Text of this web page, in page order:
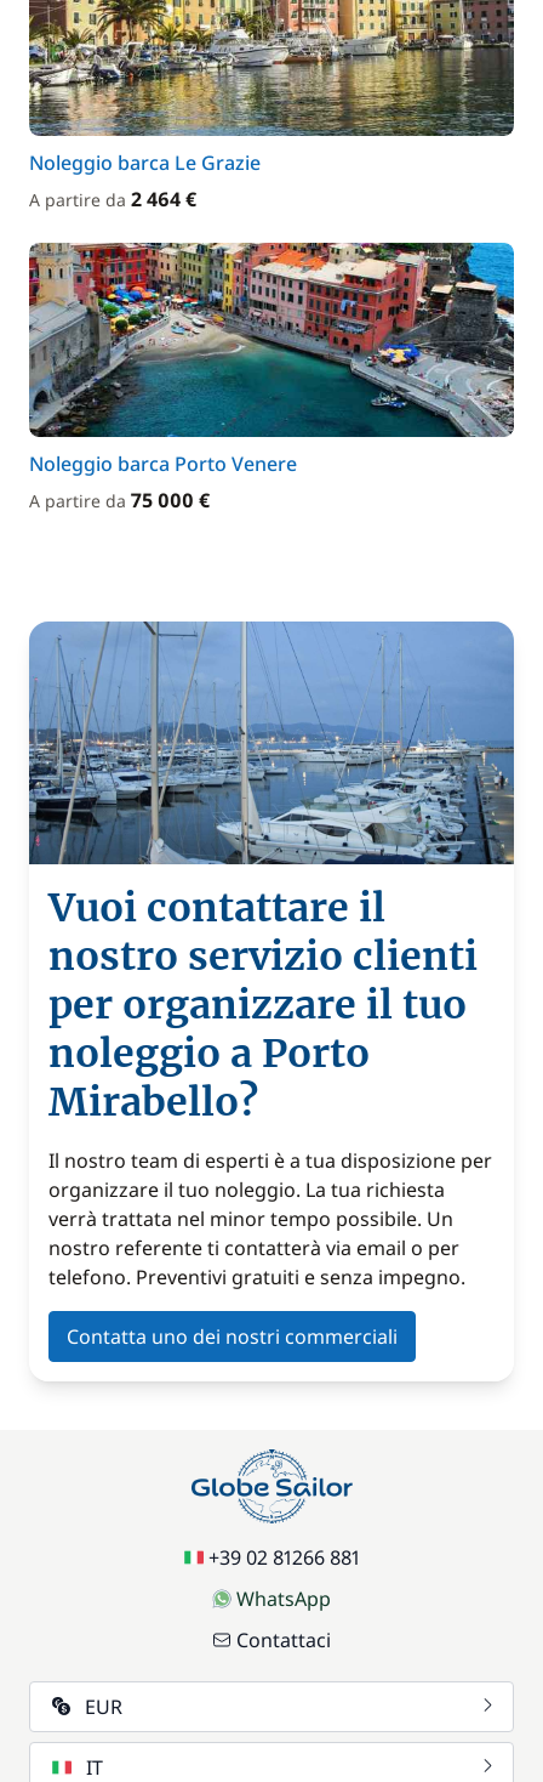
Noleggio barca Le Grazie
A partire da 2 464 €
Noleggio barca Porto Venere
A partire da 75 000 €
Vuoi contattare il
nostro servizio clienti
per organizzare il tuo
noleggio a Porto
Mirabello?
Il nostro team di esperti è a tua disposizione per
organizzare il tuo noleggio. La tua richiesta
verrà trattata nel minor tempo possibile. Un
nostro referente ti contatterà via email o per
telefono. Preventivi gratuiti e senza impegno.
Contatta uno dei nostri commerciali
+39 02 81266 881
WhatsApp
Contattaci
EUR
IT